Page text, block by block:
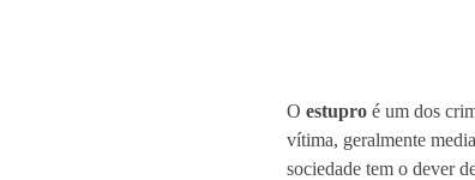
O estuproé um dos
vítima, geralmente
sociedade tem o dever